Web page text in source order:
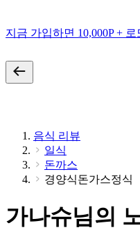
지금 가입하면 10,000P +
음식 리뷰
일식
돈까스
경양식돈가스정식
가나슈님의